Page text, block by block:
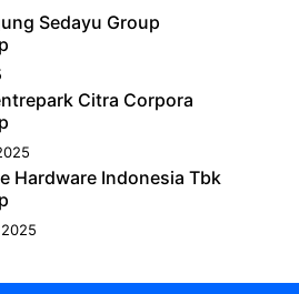
Sedayu Group
Citra Corpora
Hardware Indonesia Tbk